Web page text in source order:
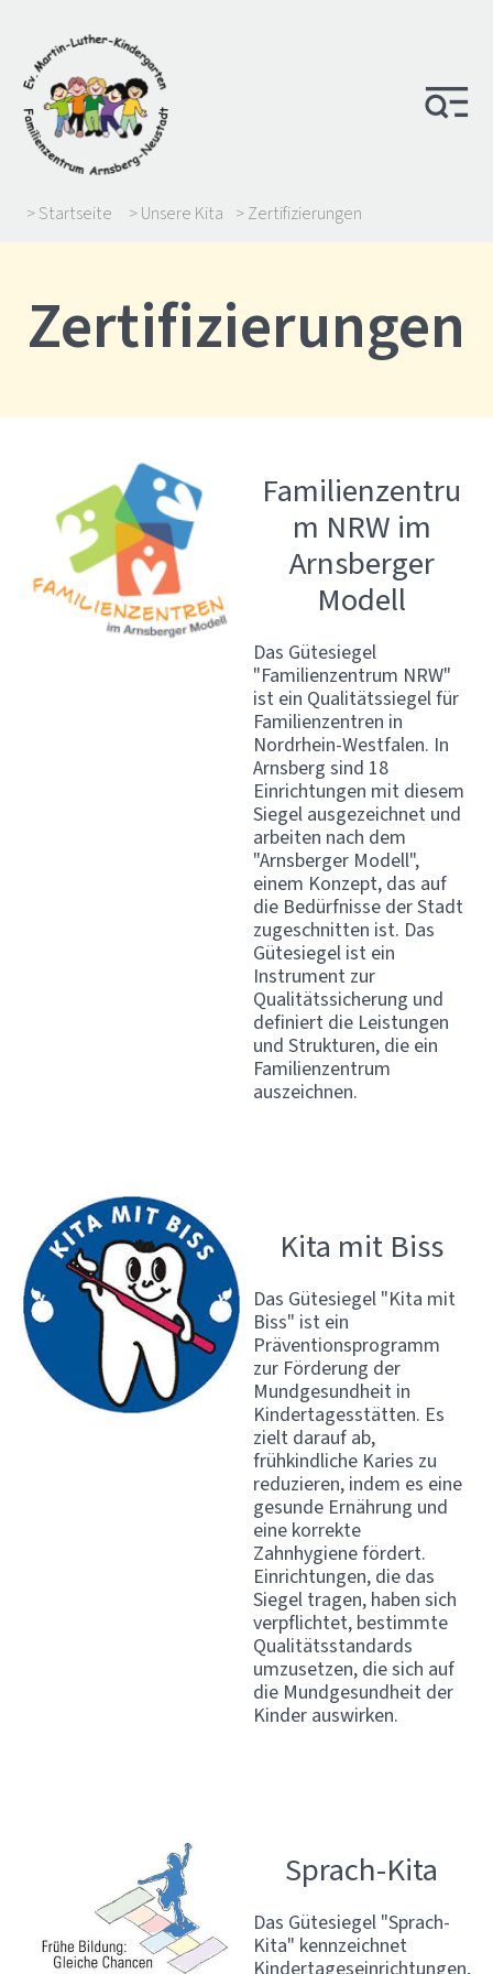
> Startseite > Unsere Kita > Zertifizierungen
Zertifizierungen
Familienzentru
m NRW im
Arnsberger
Modell
Das Gütesiegel
"Familienzentrum NRW"
ist ein Qualitätssiegel für
Familienzentren in
Nordrhein-Westfalen. In
Arnsberg sind 18
Einrichtungen mit diesem
Siegel ausgezeichnet und
arbeiten nach dem
"Arnsberger Modell",
einem Konzept, das auf
die Bedürfnisse der Stadt
zugeschnitten ist. Das
Gütesiegel ist ein
Instrument zur
Qualitätssicherung und
definiert die Leistungen
und Strukturen, die ein
Familienzentrum
auszeichnen.
Kita mit Biss
Das Gütesiegel "Kita mit
Biss" ist ein
Präventionsprogramm
zur Förderung der
Mundgesundheit in
Kindertagesstätten. Es
zielt darauf ab,
frühkindliche Karies zu
reduzieren, indem es eine
gesunde Ernährung und
eine korrekte
Zahnhygiene fördert.
Einrichtungen, die das
Siegel tragen, haben sich
verpflichtet, bestimmte
Qualitätsstandards
umzusetzen, die sich auf
die Mundgesundheit der
Kinder auswirken.
Sprach-Kita
Das Gütesiegel "Sprach-
Kita" kennzeichnet
Kindertageseinrichtungen,